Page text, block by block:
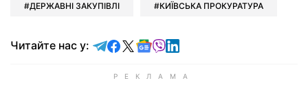
ДЕРЖАВНІ ЗАКУПІВЛІ КИЇВСЬКА ПРОКУРАТУРА
Читайте нас у: Читайте у Telegram
Читайте у Facebook
Читайте у X
Читайте у Google news
Читайте у Viber
Читайте у LinkedIn